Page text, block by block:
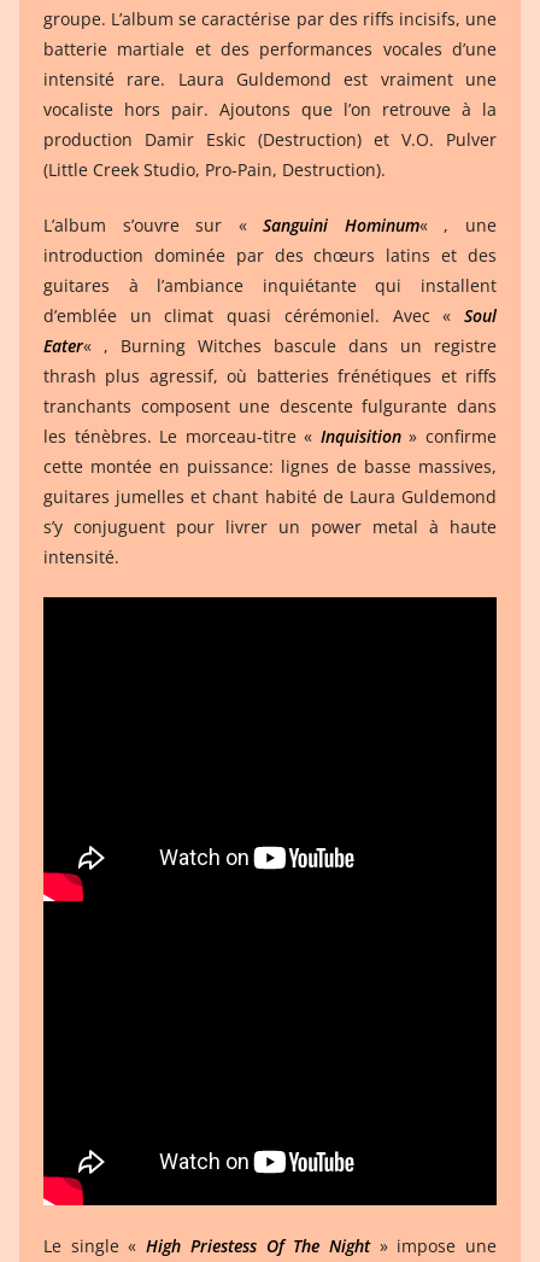
groupe. L’album se caractérise par des riffs incisifs, une
batterie martiale et des performances vocales d’une
intensité rare. Laura Guldemond est vraiment une
vocaliste hors pair. Ajoutons que l’on retrouve à la
production Damir Eskic (Destruction) et V.O. Pulver
(Little Creek Studio, Pro-Pain, Destruction).
L’album s’ouvre sur «Sanguini Hominum« , une
introduction dominée par des chœurs latins et des
guitares à l’ambiance inquiétante qui installent
d’emblée un climat quasi cérémoniel. Avec « Soul
Eater« , Burning Witches bascule dans un registre
thrash plus agressif, où batteries frénétiques et riffs
tranchants composent une descente fulgurante dans
les ténèbres. Le morceau-titre « Inquisition» confirme
cette montée en puissance: lignes de basse massives,
guitares jumelles et chant habité de Laura Guldemond
s’y conjuguent pour livrer un power metal à haute
intensité.
Le single «High Priestess Of The Night» impose une